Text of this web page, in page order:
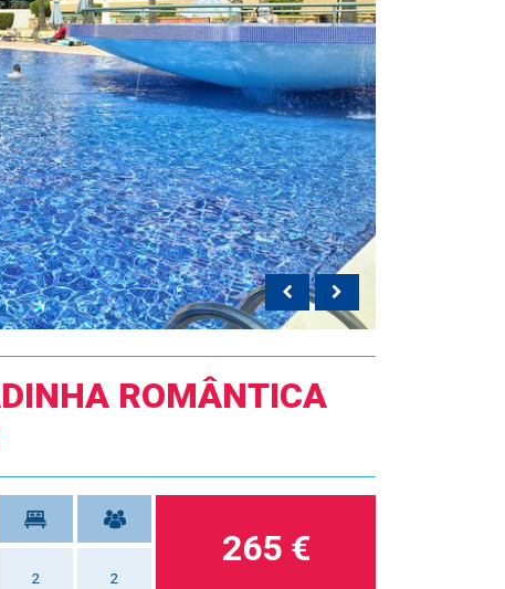
ROMÂNTICA
2 2
265 €